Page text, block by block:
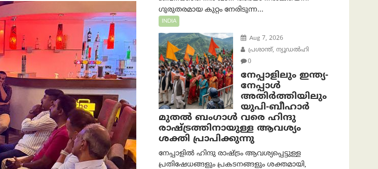
ഗുരുതരമായ കുറ്റം നേരിടുന്ന...
INDIA
Aug 7, 2026
പ്രശാന്ത്, ന്യൂഡല്‍ഹി
0
നേപ്പാളിലും ഇന്ത്യ-
നേപ്പാൾ
അതിർത്തിയിലും
യുപി-ബീഹാർ
മുതൽ ബംഗാൾ വരെ ഹിന്ദു
രാഷ്ട്രത്തിനായുള്ള ആവശ്യം
ശക്തി പ്രാപിക്കുന്നു
നേപ്പാളിൽ ഹിന്ദു രാഷ്ട്രം ആവശ്യപ്പെട്ടുള്ള
പ്രതിഷേധങ്ങളും പ്രകടനങ്ങളും ശക്തമായി,